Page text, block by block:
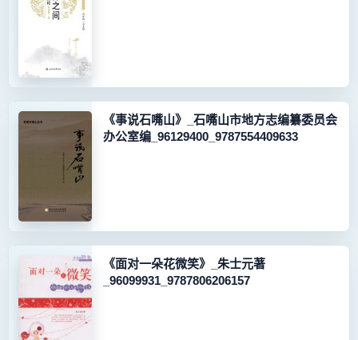
《事说石嘴山》_石嘴山市地方志编纂委员会
办公室编_96129400_9787554409633
《面对一朵花微笑》_朱士元著
_96099931_9787806206157